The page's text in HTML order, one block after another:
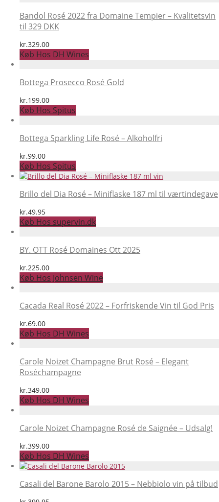
Bandol Rosé 2022 fra Domaine Tempier – Kvalitetsvin
til 329 DKK
kr.329.00
Køb Hos DH Wines
Bottega Prosecco Rosé Gold
kr.199.00
Køb Hos Spitus
Bottega Sparkling Life Rosé – Alkoholfri
kr.99.00
Køb Hos Spitus
Brillo del Dia Rosé – Miniflaske 187 ml til værtindegave
kr.49.95
Køb Hos supervin.dk
BY. OTT Rosé Domaines Ott 2025
kr.225.00
Køb Hos Johnsen Wine
Cacada Real Rosé 2022 – Forfriskende Vin til God Pris
kr.69.00
Køb Hos DH Wines
Carole Noizet Champagne Brut Rosé – Elegant
Roséchampagne
kr.349.00
Køb Hos DH Wines
Carole Noizet Champagne Rosé de Saignée – Udsalg!
kr.399.00
Køb Hos DH Wines
Casali del Barone Barolo 2015 – Nebbiolo vin på tilbud